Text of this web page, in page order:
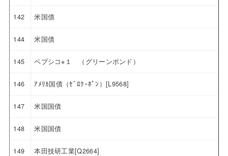
142 米国債
144 米国債
145 ペプシコ※１ （グリーンボンド）
146 ｱﾒﾘｶ国債（ｾﾞﾛｸｰﾎﾟﾝ）[L9568]
147 米国国債
148 米国国債
149 本田技研工業[Q2664]